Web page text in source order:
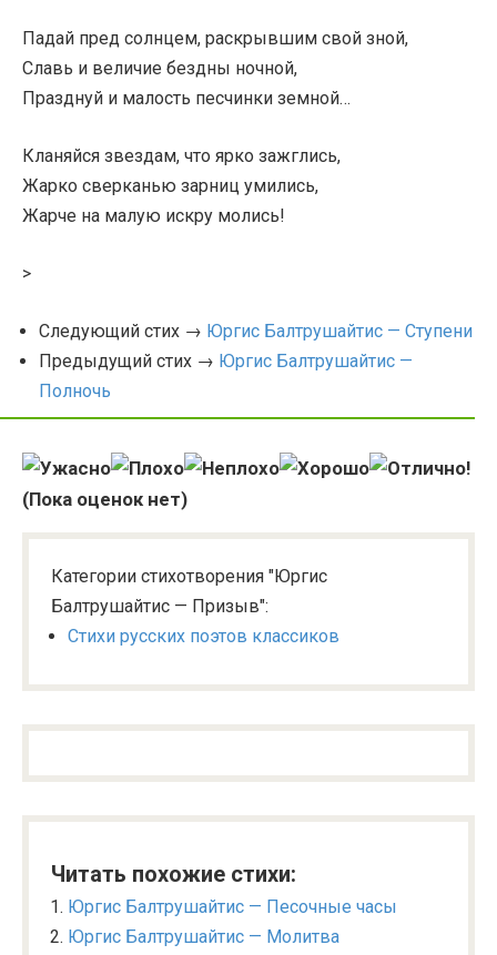
Падай пред солнцем, раскрывшим свой зной,
Славь и величие бездны ночной,
Празднуй и малость песчинки земной…
Кланяйся звездам, что ярко зажглись,
Жарко сверканью зарниц умились,
Жарче на малую искру молись!
>
Следующий стих → Юргис Балтрушайтис — Ступени
Предыдущий стих → Юргис Балтрушайтис —
Полночь
(Пока оценок нет)
Категории стихотворения "Юргис
Балтрушайтис — Призыв":
Стихи русских поэтов классиков
Читать похожие стихи:
Юргис Балтрушайтис — Песочные часы
Юргис Балтрушайтис — Молитва